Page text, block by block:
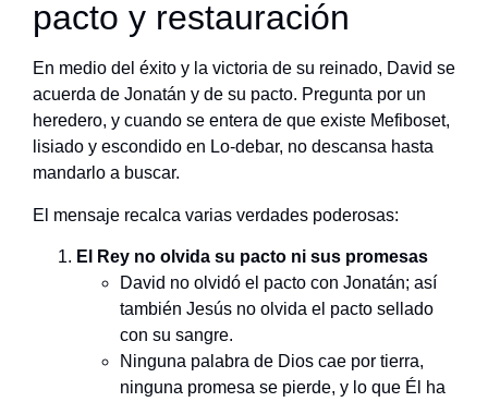
pacto y restauración
En medio del éxito y la victoria de su reinado, David se
acuerda de Jonatán y de su pacto. Pregunta por un
heredero, y cuando se entera de que existe Mefiboset,
lisiado y escondido en Lo-debar, no descansa hasta
mandarlo a buscar.
El mensaje recalca varias verdades poderosas:
El Rey no olvida su pacto ni sus promesas
David no olvidó el pacto con Jonatán; así
también Jesús no olvida el pacto sellado
con su sangre.
Ninguna palabra de Dios cae por tierra,
ninguna promesa se pierde, y lo que Él ha